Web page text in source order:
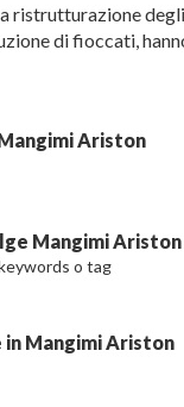
ristrutturazione
di fioccati,
Ariston
Mangimi Ariston
o tag
Mangimi Ariston